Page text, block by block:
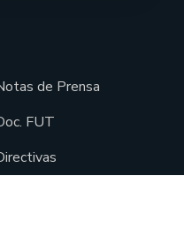
de Prensa
FUT